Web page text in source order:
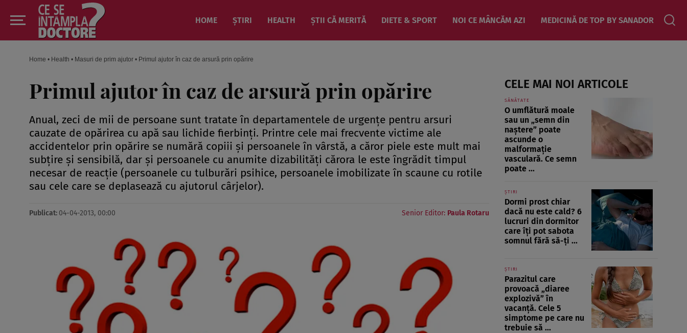
HOME ȘTIRI HEALTH ȘTII CĂ MERITĂ DIETE & SPORT NOI CE MÂNCĂM AZI MEDICINĂ DE TOP BY SANADOR
Home • Health • Masuri de prim ajutor • Primul ajutor în caz de arsură prin opărire
Primul ajutor în caz de arsură prin opărire
Anual, zeci de mii de persoane sunt tratate în departamentele de urgenţe pentru arsuri
cauzate de opărirea cu apă sau lichide fierbinţi. Printre cele mai frecvente victime ale
accidentelor prin opărire se numără copiii şi persoanele în vârstă, a căror piele este mult mai
subţire şi sensibilă, dar şi persoanele cu anumite dizabilităţi cărora le este îngrădit timpul
necesar de reacţie (persoanele cu tulburări psihice, persoanele imobilizate în scaune cu rotile
sau cele care se deplasează cu ajutorul cârjelor).
Publicat: 04-04-2013, 00:00 Senior Editor: Paula Rotaru
CELE MAI NOI ARTICOLE
SĂNĂTATE
O umflătură moale
sau un „semn din
naștere” poate
ascunde o
malformație
vasculară. Ce semn
poate ...
ȘTIRI
Dormi prost chiar
dacă nu este cald? 6
lucruri din dormitor
care îți pot sabota
somnul fără să-ți ...
ȘTIRI
Parazitul care
provoacă „diaree
explozivă” în
vacanță. Cele 5
simptome pe care nu
trebuie să ...